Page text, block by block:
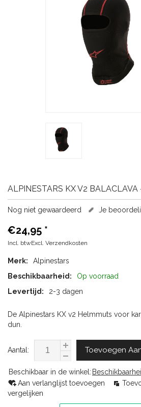
ALPINESTARS KX V2
Nog niet gewaardeerd Je
€24,95 *
Incl. btwExcl. Verzendkosten
Merk:
Alpinestars
Beschikbaarheid:
Op voorraad
Levertijd:
2-3 dagen
De Alpinestars KX v2 Helmmuts voor
dun.
Aantal: Toevoegen
Beschikbaar in de winkel:
Aan verlanglijst toevoegen
vergelijken